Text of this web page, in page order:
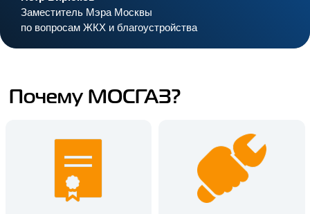
Заместитель Мэра Москвы
по вопросам ЖКХ и благоустройства
Почему МОСГАЗ?